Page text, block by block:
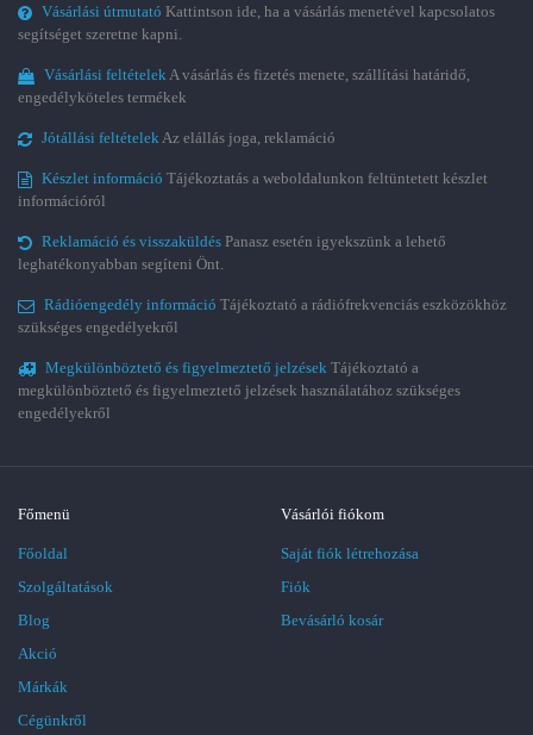
Vásárlási útmutató Kattintson ide, ha a vásárlás menetével kapcsolatos
segítséget szeretne kapni.
Vásárlási feltételekA vásárlás és fizetés menete, szállítási határidő,
engedélyköteles termékek
Jótállási feltételekAz elállás joga, reklamáció
Készlet információ Tájékoztatás a weboldalunkon feltüntetett készlet
információról
Reklamáció és visszaküldés Panasz esetén igyekszünk a lehető
leghatékonyabban segíteni Önt.
Rádióengedély információ Tájékoztató a rádiófrekvenciás eszközökhöz
szükséges engedélyekről
Megkülönböztető és figyelmeztető jelzések Tájékoztató a
megkülönböztető és figyelmeztető jelzések használatához szükséges
engedélyekről
Főmenü
Főoldal
Szolgáltatások
Blog
Akció
Márkák
Cégünkről
Vásárlói fiókom
Saját fiók létrehozása
Fiók
Bevásárló kosár